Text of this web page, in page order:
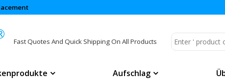
Fast Quotes And Quick Shipping On All Products
Aufschlag